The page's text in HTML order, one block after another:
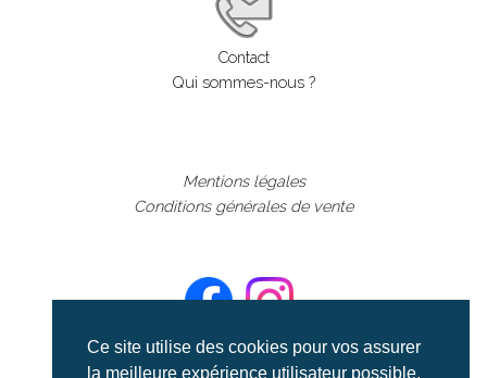
Ce site utilise des cookies pour vos assurer
la meilleure expérience utilisateur possible.
Contact
Qui sommes-nous ?
Mentions légales
Conditions générales de vente